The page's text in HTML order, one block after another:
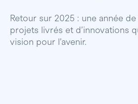
Retour sur 2025 : une année
projets livrés et d’innovations
vision pour l’avenir.